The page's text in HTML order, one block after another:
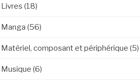
Livres (18)
Manga (56)
Matériel, composant et périphérique (5)
Musique (6)